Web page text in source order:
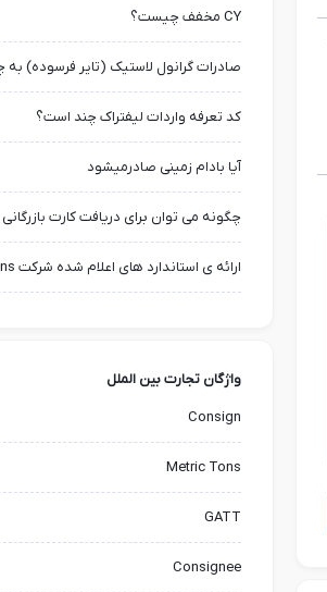
CY مخفف چیست؟
کد تعرفه واردات لیفتراک چند است؟
آیا بادام زمینی صادرمیشود
چگونه می توان برای دریافت کارت
واژگان تجارت بین الملل
Consign
Metric Tons
GATT
Consignee